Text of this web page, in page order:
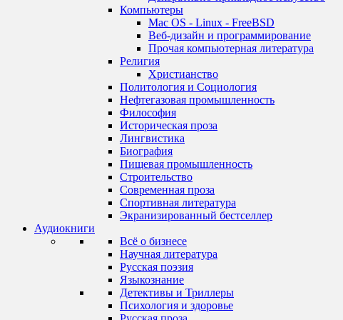
Компьютеры
Mac OS - Linux - FreeBSD
Веб-дизайн и программирование
Прочая компьютерная литература
Религия
Христианство
Политология и Социология
Нефтегазовая промышленность
Философия
Историческая проза
Лингвистика
Биография
Пищевая промышленность
Строительство
Современная проза
Спортивная литература
Экранизированный бестселлер
Аудиокниги
Всё о бизнесе
Научная литература
Русская поэзия
Языкознание
Детективы и Триллеры
Психология и здоровье